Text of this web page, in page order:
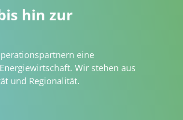
hin zur
eine
Wir stehen aus
und Regionalität.